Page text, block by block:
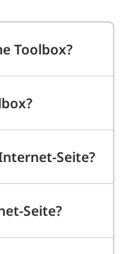
Toolbox?
?
Seite?
Seite?